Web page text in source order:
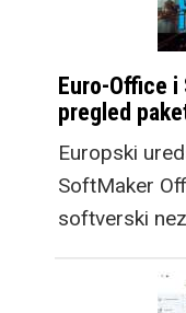
Euro-Office
pregled
Europski
SoftMaker
softverski